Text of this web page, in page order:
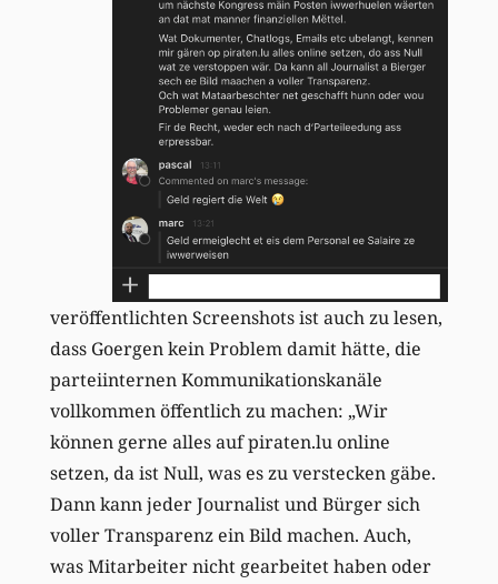
veröffentlichten Screenshots ist auch zu lesen,
dass Goergen kein Problem damit hätte, die
parteiinternen Kommunikationskanäle
vollkommen öffentlich zu machen: „Wir
können gerne alles auf piraten.lu online
setzen, da ist Null, was es zu verstecken gäbe.
Dann kann jeder Journalist und Bürger sich
voller Transparenz ein Bild machen. Auch,
was Mitarbeiter nicht gearbeitet haben oder